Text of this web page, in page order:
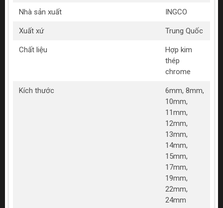
Nhà sản xuất INGCO
Xuất xứ Trung Quốc
Chất liệu
Hợp kim
thép
chrome
Kích thước
6mm, 8mm,
10mm,
11mm,
12mm,
13mm,
14mm,
15mm,
17mm,
19mm,
22mm,
24mm